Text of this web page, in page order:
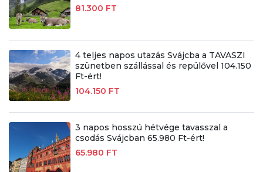
81.300 FT
4 teljes napos utazás Svájcba a TAVASZI
szünetben szállással és repülővel 104.150
Ft-ért!
104.150 FT
3 napos hosszú hétvége tavasszal a
csodás Svájcban 65.980 Ft-ért!
65.980 FT